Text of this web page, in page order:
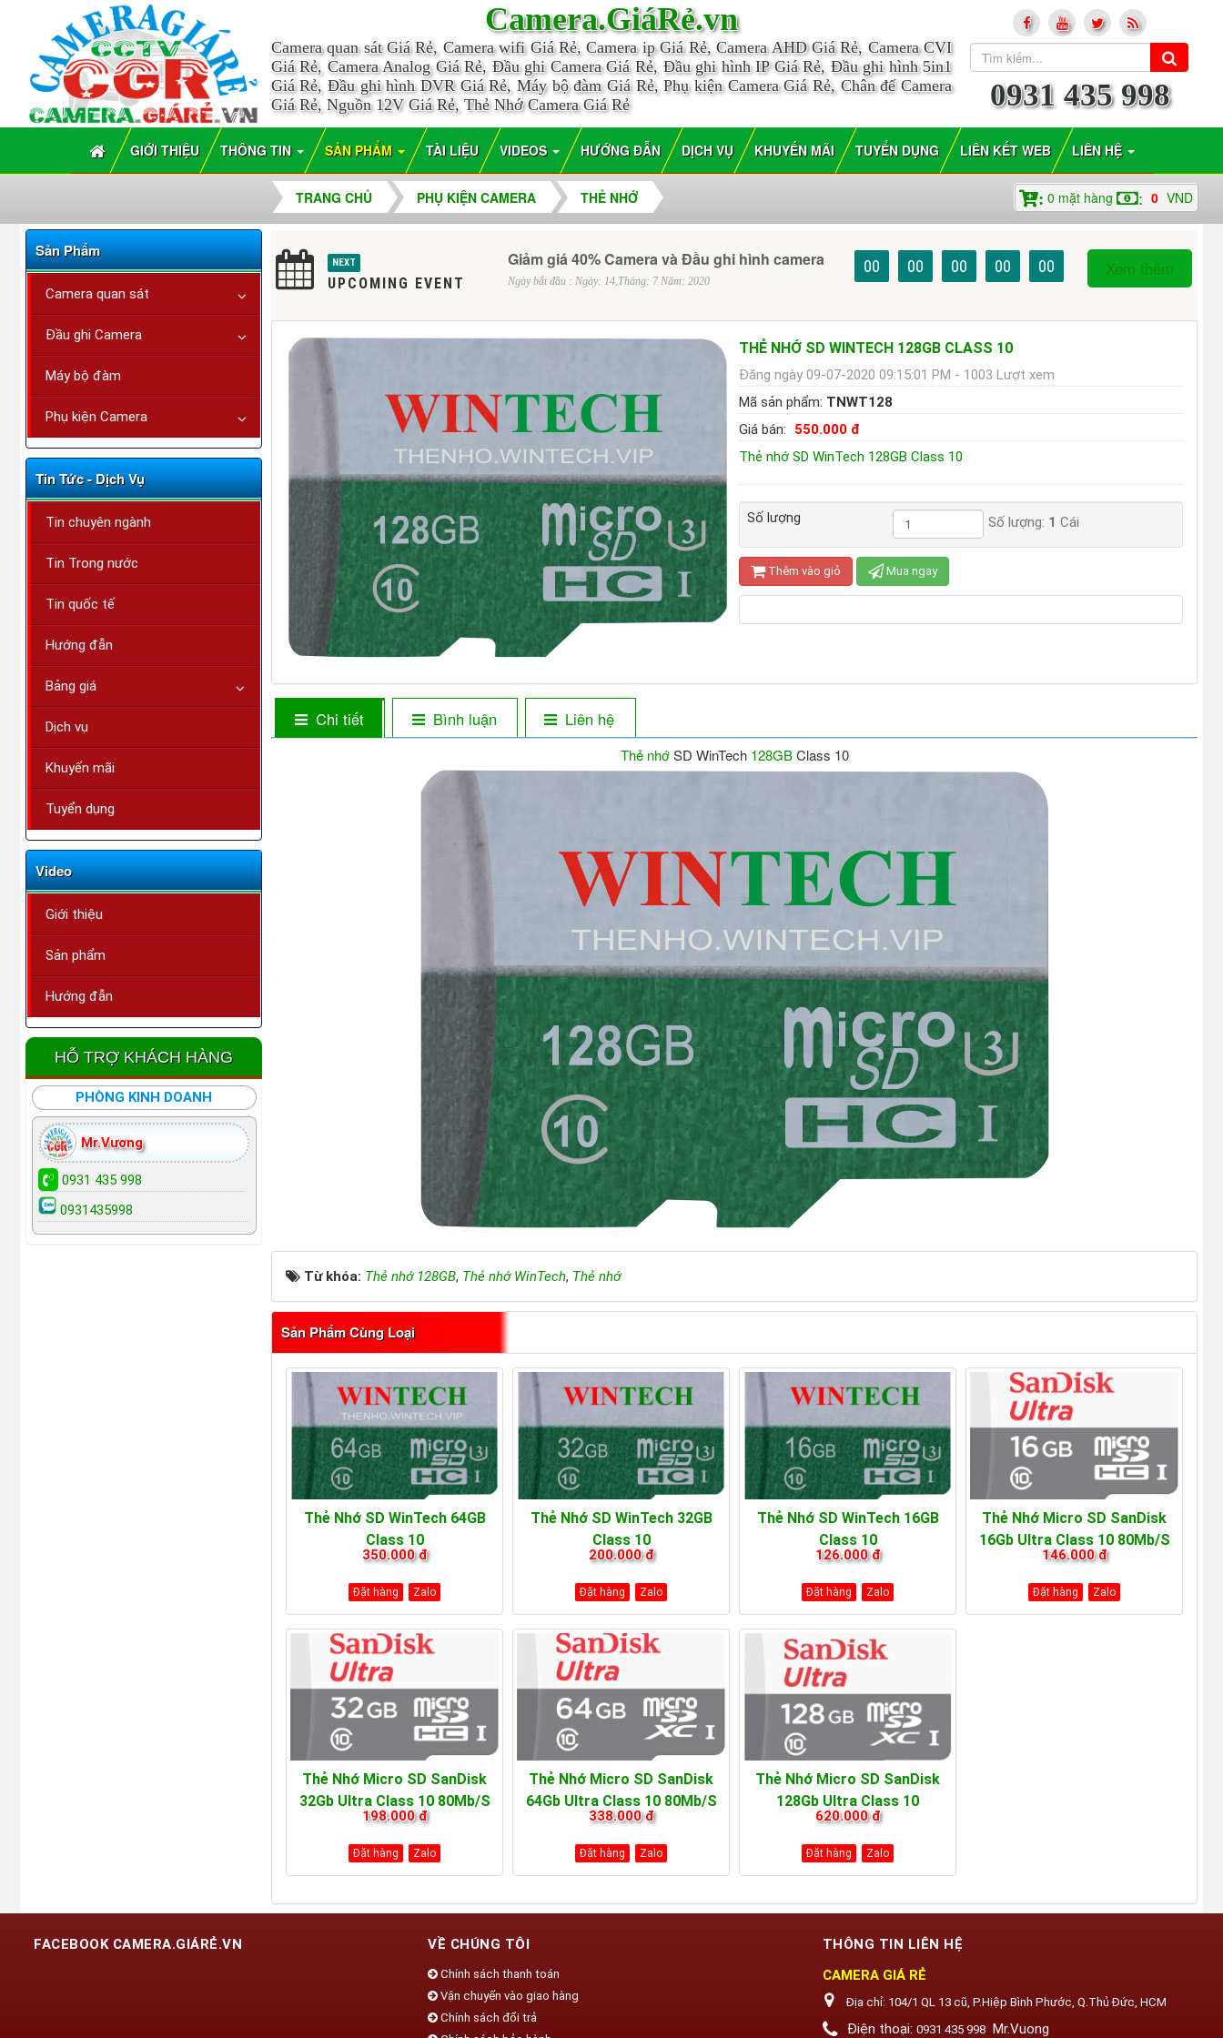
Camera.GiáRẻ.vn
Camera quan sát Giá Rẻ, Camera wifi Giá Rẻ, Camera ip Giá Rẻ, Camera AHD Giá Rẻ, Camera CVI
Giá Rẻ, Camera Analog Giá Rẻ, Đầu ghi Camera Giá Rẻ, Đầu ghi hình IP Giá Rẻ, Đầu ghi hình 5in1
Giá Rẻ, Đầu ghi hình DVR Giá Rẻ, Máy bộ đàm Giá Rẻ, Phụ kiện Camera Giá Rẻ, Chân đế Camera
Giá Rẻ, Nguồn 12V Giá Rẻ, Thẻ Nhớ Camera Giá Rẻ
0931 435 998
GIỚI THIỆU THÔNG TIN SẢN PHẨM TÀI LIỆU VIDEOS HƯỚNG ĐẪN DỊCH VỤ KHUYẾN MÃI TUYỂN DỤNG LIÊN KẾT WEB LIÊN HỆ
TRANG CHỦ PHỤ KIỆN CAMERA THẺ NHỚ : 0 mặt hàng : 0 VND
NEXT
UPCOMING EVENT
Giảm giá 40% Camera và Đầu ghi hình camera
Ngày bắt đầu : Ngày: 14,Tháng: 7 Năm: 2020
00 00 00 00 00 Xem thêm
THẺ NHỚ SD WINTECH 128GB CLASS 10
Đăng ngày 09-07-2020 09:15:01 PM - 1003 Lượt xem
Mã sản phẩm: TNWT128
Giá bán:
550.000 đ
Thẻ nhớ SD WinTech 128GB Class 10
Số lượng Số lượng: 1 Cái
Thêm vào giỏ Mua ngay
Chi tiết Bình luận Liên hệ
Thẻ nhớSD WinTech 128GBClass 10
Từ khóa: Thẻ nhớ 128GB, Thẻ nhớ WinTech, Thẻ nhớ
Sản Phẩm Cùng Loại
Thẻ Nhớ SD WinTech 64GB
Class 10
350.000 đ
Đặt hàng Zalo
Thẻ Nhớ SD WinTech 32GB
Class 10
200.000 đ
Đặt hàng Zalo
Thẻ Nhớ SD WinTech 16GB
Class 10
126.000 đ
Đặt hàng Zalo
Thẻ Nhớ Micro SD SanDisk
16Gb Ultra Class 10 80Mb/s
146.000 đ
Đặt hàng Zalo
Thẻ Nhớ Micro SD SanDisk
32Gb Ultra Class 10 80Mb/s
198.000 đ
Đặt hàng Zalo
Thẻ Nhớ Micro SD SanDisk
64Gb Ultra Class 10 80Mb/s
338.000 đ
Đặt hàng Zalo
Thẻ Nhớ Micro SD SanDisk
128Gb Ultra Class 10
80Mb/s
620.000 đ
Đặt hàng Zalo
Sản Phẩm
Camera quan sát
Đầu ghi Camera
Máy bộ đàm
Phụ kiện Camera
Tin Tức - Dịch Vụ
Tin chuyên ngành
Tin Trong nước
Tin quốc tế
Hướng đẫn
Bảng giá
Dịch vụ
Khuyến mãi
Tuyển dụng
Video
Giới thiệu
Sản phẩm
Hướng đẫn
HỖ TRỢ KHÁCH HÀNG
PHÒNG KINH DOANH
Mr.Vương
0931 435 998
0931435998
FACEBOOK CAMERA.GIÁRẺ.VN VỀ CHÚNG TÔI
Chính sách thanh toán
Vận chuyển vào giao hàng
Chính sách đổi trả
THÔNG TIN LIÊN HỆ
CAMERA GIÁ RẺ
Địa chỉ: 104/1 QL 13 cũ, P.Hiệp Bình Phước, Q.Thủ Đức, HCM
Điện thoại: 0931 435 998 Mr.Vuong